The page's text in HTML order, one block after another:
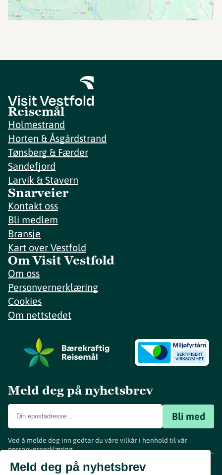
Reisemål
Holmestrand
Horten & Åsgårdstrand
Tønsberg & Færder
Sandefjord
Larvik & Stavern
Snarveier
Kontakt oss
Bli medlem
Bransje
Kart over Vestfold
Om Visit Vestfold
Om oss
Personvernerklæring
Cookies
Om nettstedet
Meld deg på nyhetsbrev
Bli med
Ved å melde deg inn godtar du våre vilkår i henhold til vår
personvernerklæring.
Meld deg på nyhetsbrev
www.visitvestfold.com